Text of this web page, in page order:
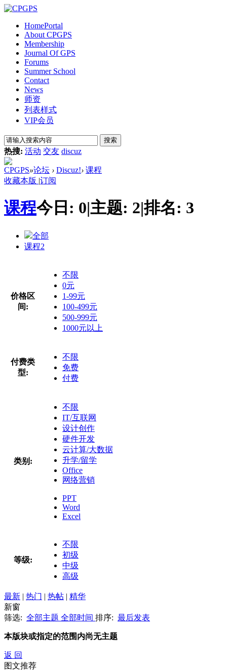
HomePortal
About CPGPS
Membership
Journal Of GPS
Forums
Summer School
Contact
News
师资
列表样式
VIP会员
搜索
热搜: 活动 交友 discuz
CPGPS»论坛 › Discuz!› 课程
收藏本版 |订阅
课程今日: 0|主题: 2|排名: 3
全部
课程2
价格区
间:
不限
0元
1-99元
100-499元
500-999元
1000元以上
付费类
型:
不限
免费
付费
类别:
不限
IT/互联网
设计创作
硬件开发
云计算/大数据
升学/留学
Office
网络营销
PPT
Word
Excel
等级:
不限
初级
中级
高级
最新 | 热门 | 热帖 | 精华
新窗
筛选: 全部主题 全部时间 排序: 最后发表
本版块或指定的范围内尚无主题
返 回
图文推荐